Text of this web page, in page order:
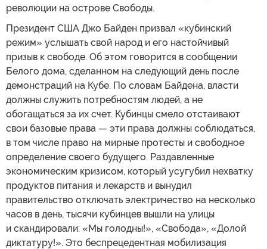
революции на острове Свободы.
Президент США Джо Байден призвал «кубинский
режим» услышать свой народ и его настойчивый
призыв к свободе. Об этом говорится в сообщении
Белого дома, сделанном на следующий день после
демонстраций на Кубе. По словам Байдена, власти
должны служить потребностям людей, а не
обогащаться за их счет. Кубинцы смело отстаивают
свои базовые права — эти права должны соблюдаться,
в том числе право на мирные протесты и свободное
определение своего будущего. Раздавленные
экономическим кризисом, который усугубил нехватку
продуктов питания и лекарств и вынудил
правительство отключать электричество на несколько
часов в день, тысячи кубинцев вышли на улицы
и скандировали: «Мы голодны!», «Свобода», «Долой
диктатуру!». Это беспрецедентная мобилизация